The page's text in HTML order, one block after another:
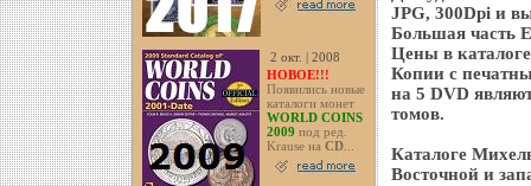
2 окт. | 2008
НОВОЕ!!!
Появились новые
каталоги монет
WORLD COINS
2009 под ред.
Krause наCD
JPG, 300Dpi и
Большая часть
Цены в
Копии с
на 5 DVD
томов.
Каталоге
Восточной и